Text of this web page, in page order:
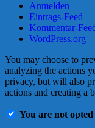
Anmelden
Eintrags-Feed
Kommentar-
WordPress.org
You may choose to
analyzing the actions
privacy, but will also
actions and creating a
You are not